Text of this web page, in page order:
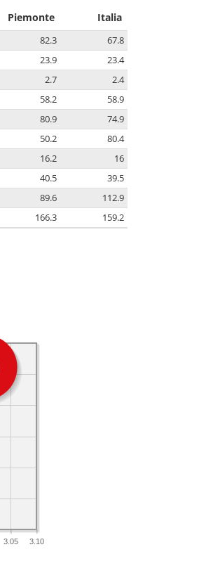
Piemonte Italia
82.3
67.8
23.9
23.4
2.7
2.4
58.2
58.9
80.9
74.9
50.2
80.4
16.2
16
40.5
39.5
89.6
112.9
166.3 159.2
3.05 3.10